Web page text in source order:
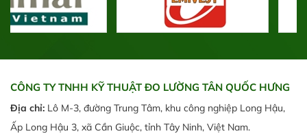
CÔNG TY TNHH KỸ THUẬT ĐO LƯỜNG TÂN QUỐC HƯNG
Địa chỉ: Lô M-3, đường Trung Tâm, khu công nghiệp Long Hậu,
Ấp Long Hậu 3, xã Cần Giuộc, tỉnh Tây Ninh, Việt Nam.